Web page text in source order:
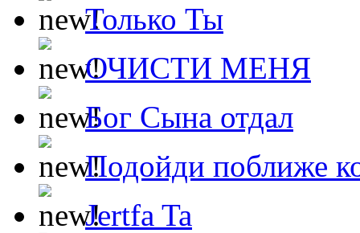
Только Ты
ОЧИСТИ МЕНЯ
Бог Сына отдал
Подойди поближе
Jertfa Ta